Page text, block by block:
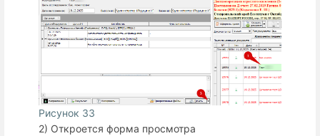
Рисунок 33
2) Откроется форма просмотра